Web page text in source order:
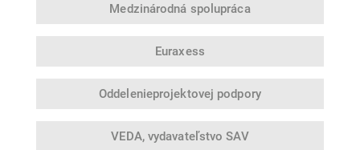
Medzinárodná spolupráca
Euraxess
Oddelenieprojektovej podpory
VEDA, vydavateľstvo SAV